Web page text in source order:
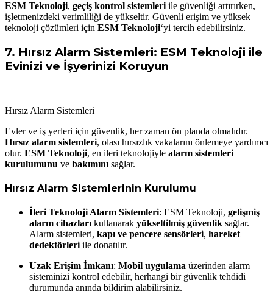
ESM Teknoloji, geçiş kontrol sistemleri ile güvenliği artırırken,
işletmenizdeki verimliliği de yükseltir. Güvenli erişim ve yüksek
teknoloji çözümleri için ESM Teknoloji‘yi tercih edebilirsiniz.
7. Hırsız Alarm Sistemleri: ESM Teknoloji ile
Evinizi ve İşyerinizi Koruyun
Hırsız Alarm Sistemleri
Evler ve iş yerleri için güvenlik, her zaman ön planda olmalıdır.
Hırsız alarm sistemleri, olası hırsızlık vakalarını önlemeye yardımcı
olur. ESM Teknoloji, en ileri teknolojiyle alarm sistemleri
kurulumunu ve bakımını sağlar.
Hırsız Alarm Sistemlerinin Kurulumu
İleri Teknoloji Alarm Sistemleri: ESM Teknoloji, gelişmiş
alarm cihazları kullanarak yükseltilmiş güvenlik sağlar.
Alarm sistemleri, kapı ve pencere sensörleri, hareket
dedektörleri ile donatılır.
Uzak Erişim İmkanı: Mobil uygulama üzerinden alarm
sisteminizi kontrol edebilir, herhangi bir güvenlik tehdidi
durumunda anında bildirim alabilirsiniz.